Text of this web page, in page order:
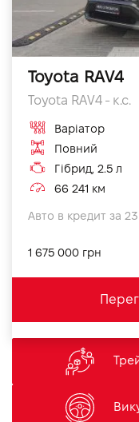
Toyota RAV4
Toyota RAV4 - к.с.
Варіатор
Повний
Гібрид, 2.5 л
66 241 км
Авто в кредит за
1 675 000 грн